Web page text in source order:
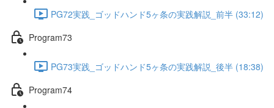
PG72実践_ゴッドハンド5ヶ条の実践解説_前半 (33:12)
Program73
PG73実践_ゴッドハンド5ヶ条の実践解説_後半 (18:38)
Program74